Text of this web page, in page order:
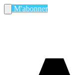
M'abonner